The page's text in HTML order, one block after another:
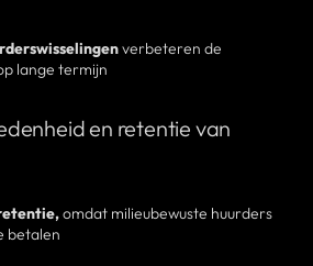
verbeteren de
lange termijn
en retentie van
omdat milieubewuste huurders
betalen